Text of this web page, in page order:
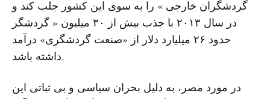
گردشگران خارجی » را به سوی این کشور جلب کند و
در سال ٢٠١٣ با جذب بیش از ٣٠ میلیون « گردشگر
حدود ٢۶ میلیارد دلار از «صنعت گردشگری» درآمد
داشته باشد.
در مورد مصر، به دلیل بحران سیاسی و بی ثباتی این